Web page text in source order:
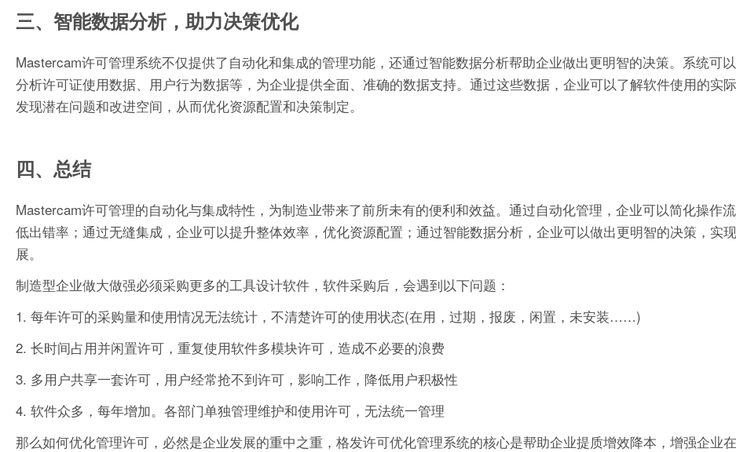
三、智能数据分析，助力决策优化
Mastercam许可管理系统不仅提供了自动化和集成的管理功能，还通过智能数据分析帮助企业做出更明智的决策。系统可
分析许可证使用数据、用户行为数据等，为企业提供全面、准确的数据支持。通过这些数据，企业可以了解软件使用的实际
发现潜在问题和改进空间，从而优化资源配置和决策制定。
四、总结
Mastercam许可管理的自动化与集成特性，为制造业带来了前所未有的便利和效益。通过自动化管理，企业可以简化操作
低出错率；通过无缝集成，企业可以提升整体效率，优化资源配置；通过智能数据分析，企业可以做出更明智的决策，实
展。
制造型企业做大做强必须采购更多的工具设计软件，软件采购后，会遇到以下问题：
1. 每年许可的采购量和使用情况无法统计，不清楚许可的使用状态(在用，过期，报废，闲置，未安装……)
2. 长时间占用并闲置许可，重复使用软件多模块许可，造成不必要的浪费
3. 多用户共享一套许可，用户经常抢不到许可，影响工作，降低用户积极性
4. 软件众多，每年增加。各部门单独管理维护和使用许可，无法统一管理
那么如何优化管理许可，必然是企业发展的重中之重，格发许可优化管理系统的核心是帮助企业提质增效降本，增强企业